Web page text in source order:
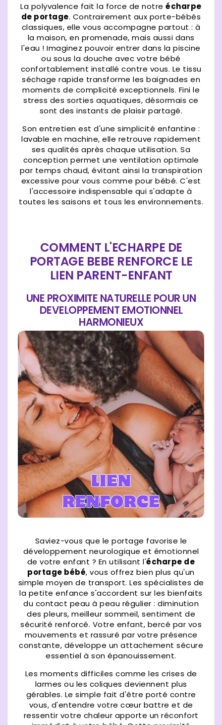
La polyvalence fait la force de notreécharpe
de portage. Contrairement aux porte-bébés
classiques, elle vous accompagne partout : à
la maison, en promenade, mais aussi dans
l'eau ! Imaginez pouvoir entrer dans la piscine
ou sous la douche avec votre bébé
confortablement installé contre vous. Le tissu
séchage rapide transforme les baignades en
moments de complicité exceptionnels. Fini le
stress des sorties aquatiques, désormais ce
sont des instants de plaisir partagé.
Son entretien est d'une simplicité enfantine :
lavable en machine, elle retrouve rapidement
ses qualités après chaque utilisation. Sa
conception permet une ventilation optimale
par temps chaud, évitant ainsi la transpiration
excessive pour vous comme pour bébé. C'est
l'accessoire indispensable qui s'adapte à
toutes les saisons et tous les environnements.
COMMENT L'ECHARPE DE
PORTAGE BEBE RENFORCE LE
LIEN PARENT-ENFANT
UNE PROXIMITE NATURELLE POUR UN
DEVELOPPEMENT EMOTIONNEL
HARMONIEUX
Saviez-vous que le portage favorise le
développement neurologique et émotionnel
de votre enfant ? En utilisant l'écharpe de
portage bébé, vous offrez bien plus qu'un
simple moyen de transport. Les spécialistes de
la petite enfance s'accordent sur les bienfaits
du contact peau à peau régulier : diminution
des pleurs, meilleur sommeil, sentiment de
sécurité renforcé. Votre enfant, bercé par vos
mouvements et rassuré par votre présence
constante, développe un attachement sécure
essentiel à son épanouissement.
Les moments difficiles comme les crises de
larmes ou les coliques deviennent plus
gérables. Le simple fait d'être porté contre
vous, d'entendre votre cœur battre et de
ressentir votre chaleur apporte un réconfort